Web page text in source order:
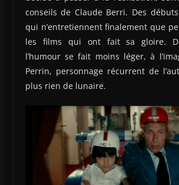
conseils de Claude Berri. Des
qui n’entretiennent finalement que
les films qui ont fait sa gloire.
l’humour se fait moins léger, à
Perrin, personnage récurrent de
plus rien de lunaire.